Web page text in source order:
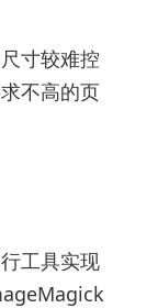
寸较难控
不高的页
工具实现